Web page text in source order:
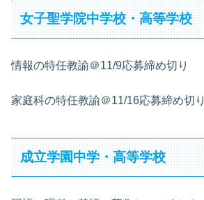
女子聖学院中学校・高等学校
情報の特任教諭＠11/9応募締め切り
家庭科の特任教諭＠11/16応募締め切り
成立学園中学・高等学校